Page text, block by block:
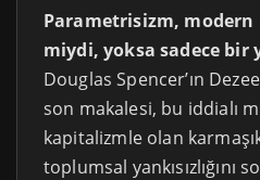
Parametrisizm,
miydi, yoksa sadece bir
Douglas Spencer’ın
son makalesi, bu iddialı
kapitalizmle olan
toplumsal yankısızlığını